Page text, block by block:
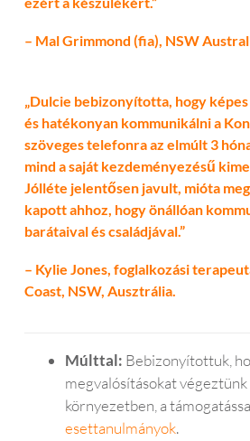
– Mal Grimmond (fia), NSW
„Dulcie bebizonyította, hogy
és hatékonyan kommunikálni a
szöveges telefonra az elmúlt 3
mind a saját kezdeményezésű
Jólléte jelentősen javult, mióta
kapott ahhoz, hogy önállóan
barátaival és családjával.”
– Kylie Jones, foglalkozási
Coast, NSW, Ausztrália.
Múlttal: Bebizonyítottuk,
megvalósításokat végeztünk
környezetben, a
esettanulmányok.